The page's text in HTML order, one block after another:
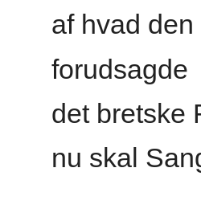
af hvad
forudsagde
det bretske
nu skal